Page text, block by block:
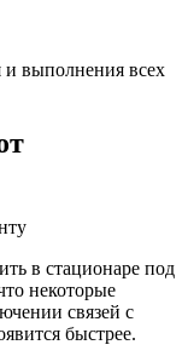
и выполнения всех
в стационаре под
некоторые
связей с
быстрее.